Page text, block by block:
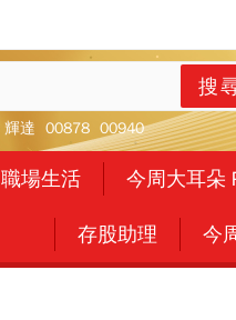
搜
輝達 00878 00940
職場生活 今周大耳朵
存股助理 今